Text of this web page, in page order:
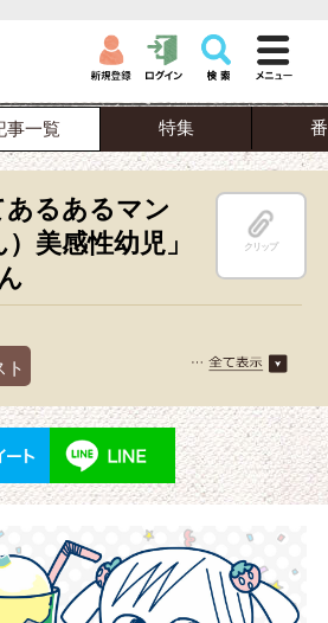
事一覧 特集
あるあるマン
美感性幼児」
クリップ
ト